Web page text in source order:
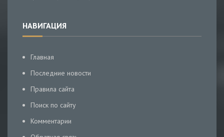
НАВИГАЦИЯ
Главная
Последние новости
Правила сайта
Поиск по сайту
Комментарии